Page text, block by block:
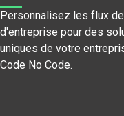
Personnalisez les flux
d'entreprise pour des
uniques de votre
Code No Code.